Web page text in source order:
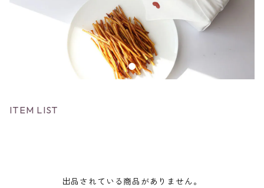
ITEM LIST
出品されている商品がありません。